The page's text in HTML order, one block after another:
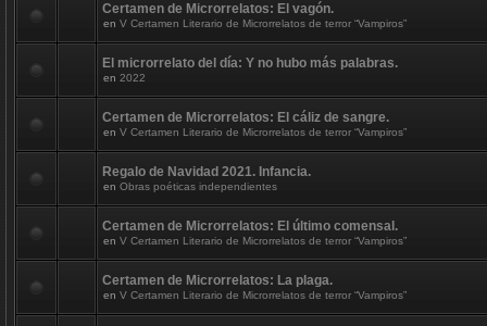
Certamen de Microrrelatos: El vagón.
en V Certamen Literario de Microrrelatos de terror “Vampiros”
El microrrelato del día: Y no hubo más palabras.
en 2022
Certamen de Microrrelatos: El cáliz de sangre.
en V Certamen Literario de Microrrelatos de terror “Vampiros”
Regalo de Navidad 2021. Infancia.
en Obras poéticas independientes
Certamen de Microrrelatos: El último comensal.
en V Certamen Literario de Microrrelatos de terror “Vampiros”
Certamen de Microrrelatos: La plaga.
en V Certamen Literario de Microrrelatos de terror “Vampiros”